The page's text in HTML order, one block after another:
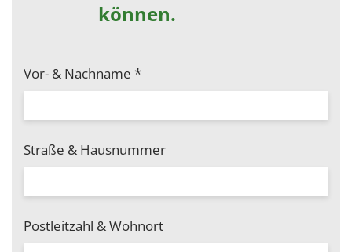
können.
Vor- & Nachname *
Straße & Hausnummer
Postleitzahl & Wohnort